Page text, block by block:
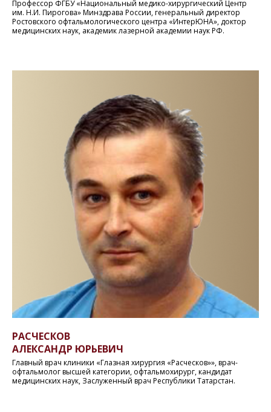
Профессор ФГБУ «Национальный медико-хирургический Центр
им. Н.И. Пирогова» Минздрава России, генеральный директор
Ростовского офтальмологического центра «ИнтерЮНА», доктор
медицинских наук, академик лазерной академии наук РФ.
РАСЧЕСКОВ
АЛЕКСАНДР ЮРЬЕВИЧ
Главный врач клиники «Глазная хирургия «Расческов»», врач-
офтальмолог высшей категории, офтальмохирург, кандидат
медицинских наук, Заслуженный врач Республики Татарстан.